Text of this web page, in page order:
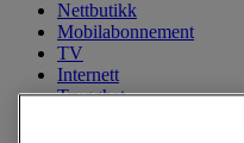
Nettbutikk
Mobilabonnement
TV
Internett
Trygghet